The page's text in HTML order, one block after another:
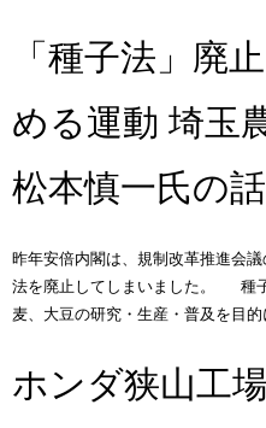
「種子法」廃
める運動 埼玉
松本慎一氏の話
昨年安倍内閣は、規制改革推進会
法を廃止してしまいました。 種子
麦、大豆の研究・生産・普及を目
ホンダ狭山工